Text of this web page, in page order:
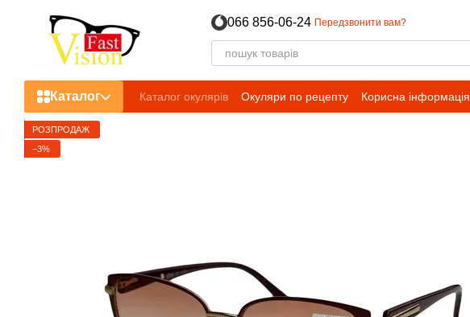
066 856-06-24 Передзвонити вам?
Каталог Каталог окулярів Окуляри по рецепту Корисна інформація
РОЗПРОДАЖ
−3%